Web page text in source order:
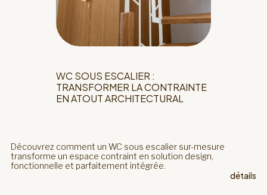
WC SOUS ESCALIER :
TRANSFORMER LA CONTRAINTE
EN ATOUT ARCHITECTURAL
Découvrez comment un WC sous escalier sur-mesure
transforme un espace contraint en solution design,
fonctionnelle et parfaitement intégrée.
détails